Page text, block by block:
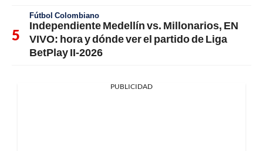
Fútbol Colombiano
Independiente Medellín vs. Millonarios, EN
VIVO: hora y dónde ver el partido de Liga
BetPlay II-2026
PUBLICIDAD